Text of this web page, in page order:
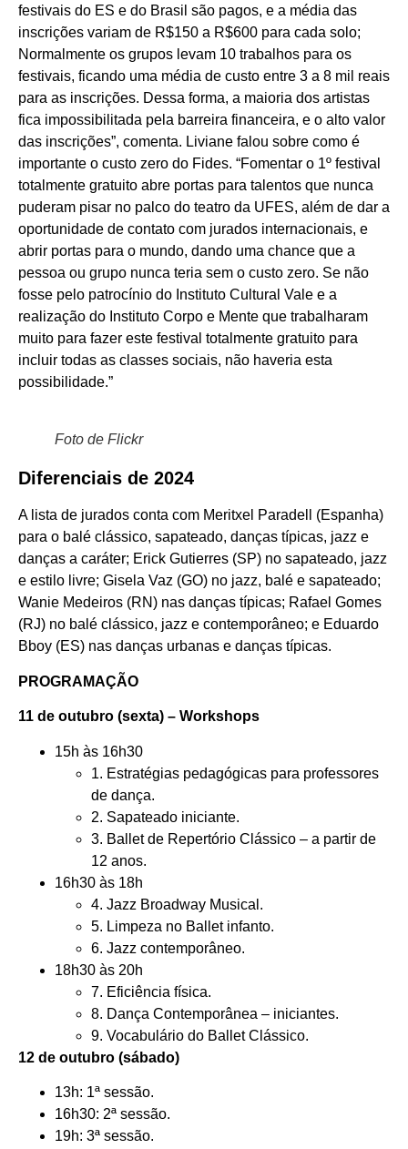
festivais do ES e do Brasil são pagos, e a média das
inscrições variam de R$150 a R$600 para cada solo;
Normalmente os grupos levam 10 trabalhos para os
festivais, ficando uma média de custo entre 3 a 8 mil reais
para as inscrições. Dessa forma, a maioria dos artistas
fica impossibilitada pela barreira financeira, e o alto valor
das inscrições”, comenta. Liviane falou sobre como é
importante o custo zero do Fides. “Fomentar o 1º festival
totalmente gratuito abre portas para talentos que nunca
puderam pisar no palco do teatro da UFES, além de dar a
oportunidade de contato com jurados internacionais, e
abrir portas para o mundo, dando uma chance que a
pessoa ou grupo nunca teria sem o custo zero. Se não
fosse pelo patrocínio do Instituto Cultural Vale e a
realização do Instituto Corpo e Mente que trabalharam
muito para fazer este festival totalmente gratuito para
incluir todas as classes sociais, não haveria esta
possibilidade.”
Foto de Flickr
Diferenciais de 2024
A lista de jurados conta com Meritxel Paradell (Espanha)
para o balé clássico, sapateado, danças típicas, jazz e
danças a caráter; Erick Gutierres (SP) no sapateado, jazz
e estilo livre; Gisela Vaz (GO) no jazz, balé e sapateado;
Wanie Medeiros (RN) nas danças típicas; Rafael Gomes
(RJ) no balé clássico, jazz e contemporâneo; e Eduardo
Bboy (ES) nas danças urbanas e danças típicas.
PROGRAMAÇÃO
11 de outubro (sexta) – Workshops
15h às 16h30
1. Estratégias pedagógicas para professores
de dança.
2. Sapateado iniciante.
3. Ballet de Repertório Clássico – a partir de
12 anos.
16h30 às 18h
4. Jazz Broadway Musical.
5. Limpeza no Ballet infanto.
6. Jazz contemporâneo.
18h30 às 20h
7. Eficiência física.
8. Dança Contemporânea – iniciantes.
9. Vocabulário do Ballet Clássico.
12 de outubro (sábado)
13h: 1ª sessão.
16h30: 2ª sessão.
19h: 3ª sessão.